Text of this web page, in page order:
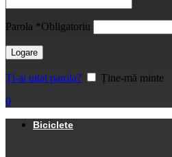
Parola *Obligatoriu
Logare
Ți-ai uitat parola?
Ține-mă minte
0
Biciclete